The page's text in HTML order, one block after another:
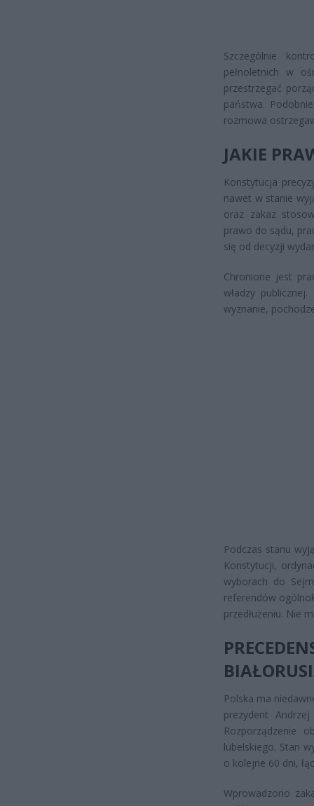
Szczególnie
pełnoletnich w
przestrzegać
państwa.
rozmowa
JAKIE
Konstytucja
nawet w stanie
oraz zakaz
prawo do sądu,
się od decyzji
Chronione jest
władzy
wyznanie,
Podczas stanu
Konstytucji,
wyborach do
referendów
przedłużeniu. Nie
Polska ma
prezydent
Rozporządzenie
lubelskiego. Stan
o kolejne 60 dni,
Wprowadzono